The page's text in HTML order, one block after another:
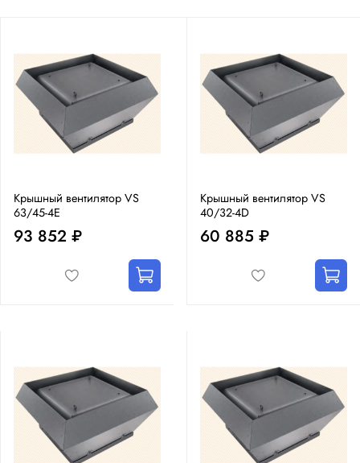
Крышный вентилятор VS
63/45-4E
93 852 ₽
Крышный вентилятор VS
40/32-4D
60 885 ₽